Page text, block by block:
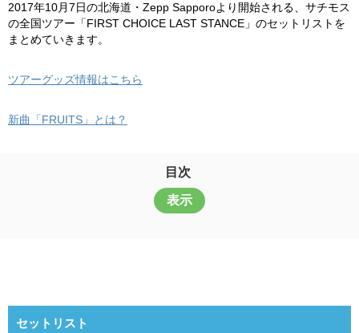
2017年10月7日の北海道・Zepp Sapporoより開始される、サチモス
の全国ツアー「FIRST CHOICE LAST STANCE」のセットリストを
まとめていきます。
ツアーグッズ情報はこちら
新曲「FRUITS」とは？
目次
表示
セットリスト